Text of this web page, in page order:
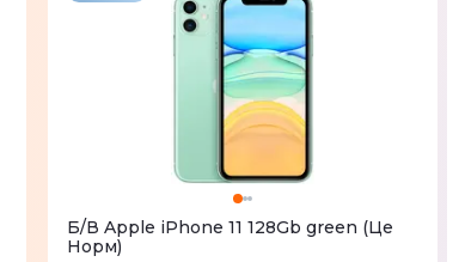
Б/В Apple iPhone 11 128Gb green (Це
Норм)